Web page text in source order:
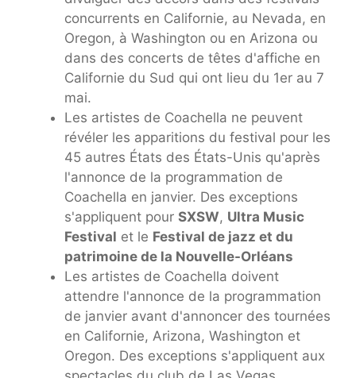
concurrents en Californie, au Nevada, en
Oregon, à Washington ou en Arizona ou
dans des concerts de têtes d'affiche en
Californie du Sud qui ont lieu du 1er au 7
mai.
Les artistes de Coachella ne peuvent
révéler les apparitions du festival pour les
45 autres États des États-Unis qu'après
l'annonce de la programmation de
Coachella en janvier. Des exceptions
s'appliquent pour SXSW, Ultra Music
Festival et le Festival de jazz et du
patrimoine de la Nouvelle-Orléans
Les artistes de Coachella doivent
attendre l'annonce de la programmation
de janvier avant d'annoncer des tournées
en Californie, Arizona, Washington et
Oregon. Des exceptions s'appliquent aux